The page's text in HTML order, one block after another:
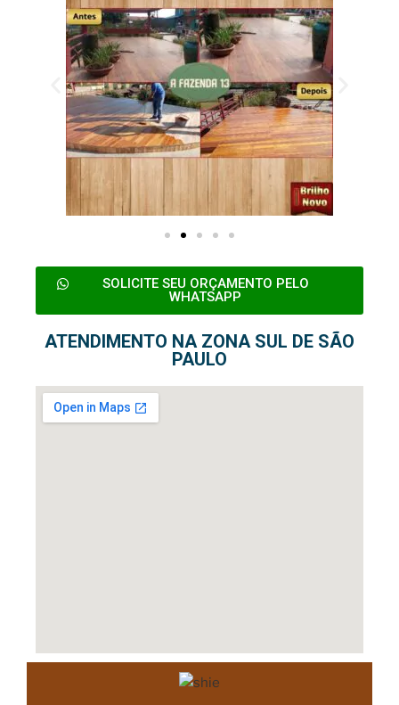
SOLICITE SEU ORÇAMENTO PELO
WHATSAPP
ATENDIMENTO NA ZONA SUL DE SÃO
PAULO